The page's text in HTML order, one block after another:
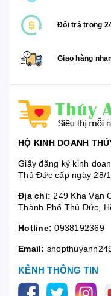
Đổi trả trong
Giao hàng
HỘ KINH DOANH
Giấy đăng ký kinh
Thủ Đức cấp ngày 28/
Địa chỉ: 249 Kha Vạn
Thành Phố Thủ Đức,
Hotline: 0938192369
Email:
KÊNH THÔNG TIN